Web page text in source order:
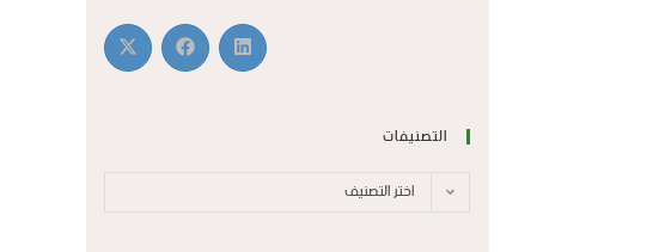
التصنيفات
اختر التصنيف